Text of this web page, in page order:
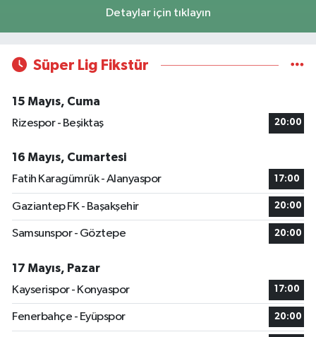
Detaylar için tıklayın
Süper Lig Fikstür
15 Mayıs, Cuma
Rizespor - Beşiktaş
20:00
16 Mayıs, Cumartesi
Fatih Karagümrük - Alanyaspor
17:00
Gaziantep FK - Başakşehir 20:00
Samsunspor - Göztepe 20:00
17 Mayıs, Pazar
Kayserispor - Konyaspor
17:00
Fenerbahçe - Eyüpspor 20:00